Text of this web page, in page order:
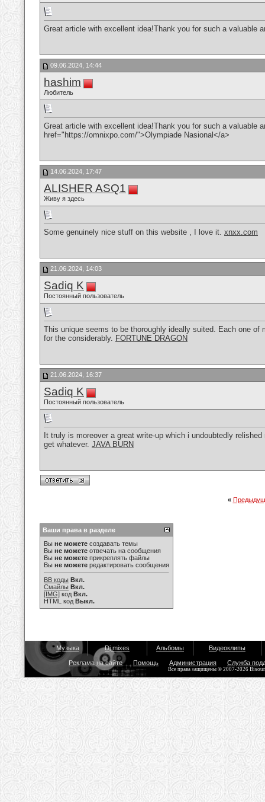
Great article with excellent idea!Thank you for such a valuable
09.06.2024, 14:44
hashim
Любитель
Great article with excellent idea!Thank you for such a valuable
href="https://omnixpo.com/">Olympiade Nasional</a>
14.06.2024, 17:47
ALISHER ASQ1
Живу я здесь
Some genuinely nice stuff on this website , I love it. xnxx.com
21.06.2024, 14:03
Sadiq K
Постоянный пользователь
This unique seems to be thoroughly ideally suited. Each one of
for the considerably. FORTUNE DRAGON
21.06.2024, 16:37
Sadiq K
Постоянный пользователь
It truly is moreover a great write-up which i undoubtedly
get whatever. JAVA BURN
«
Ваши права в разделе
Вы не можете создавать темы
Вы не можете отвечать на сообщения
Вы не можете прикреплять файлы
Вы не можете редактировать сообщения
BB коды Вкл.
Смайлы Вкл.
[IMG] код Вкл.
HTML код Выкл.
Музыка Dj mixes Альбомы Видеоклипы
Реклама на сайте Помощь Администрация Служба
Все права защищены © 2007-2026